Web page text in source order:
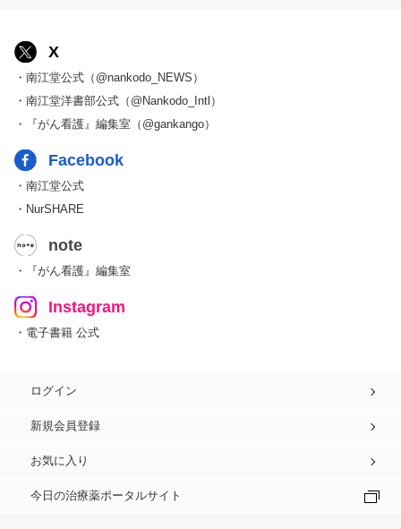
X
・南江堂公式（@nankodo_NEWS）
・南江堂洋書部公式（@Nankodo_Intl）
・『がん看護』編集室（@gankango）
Facebook
・南江堂公式
・NurSHARE
note
・『がん看護』編集室
Instagram
・電子書籍 公式
ログイン
新規会員登録
お気に入り
今日の治療薬ポータルサイト